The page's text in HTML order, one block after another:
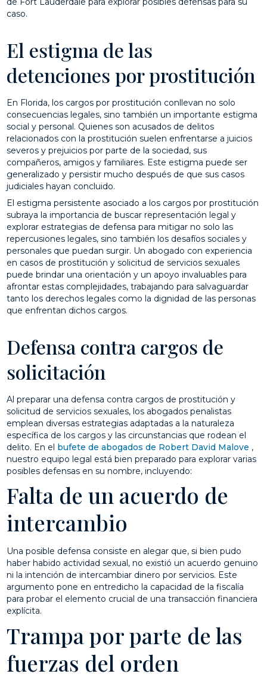
caso.
El estigma de las
detenciones por prostitución
En Florida, los cargos por prostitución conllevan no solo
consecuencias legales, sino también un importante estigma
social y personal. Quienes son acusados ​​de delitos
relacionados con la prostitución suelen enfrentarse a juicios
severos y prejuicios por parte de la sociedad, sus
compañeros, amigos y familiares. Este estigma puede ser
generalizado y persistir mucho después de que sus casos
judiciales hayan concluido.
El estigma persistente asociado a los cargos por prostitución
subraya la importancia de buscar representación legal y
explorar estrategias de defensa para mitigar no solo las
repercusiones legales, sino también los desafíos sociales y
personales que puedan surgir. Un abogado con experiencia
en casos de prostitución y solicitud de servicios sexuales
puede brindar una orientación y un apoyo invaluables para
afrontar estas complejidades, trabajando para salvaguardar
tanto los derechos legales como la dignidad de las personas
que enfrentan dichos cargos.
Defensa contra cargos de
solicitación
Al preparar una defensa contra cargos de prostitución y
solicitud de servicios sexuales, los abogados penalistas
emplean diversas estrategias adaptadas a la naturaleza
específica de los cargos y las circunstancias que rodean el
delito. En el bufete de abogados de Robert David Malove ,
nuestro equipo legal está bien preparado para explorar varias
posibles defensas en su nombre, incluyendo:
Falta de un acuerdo de
intercambio
Una posible defensa consiste en alegar que, si bien pudo
haber habido actividad sexual, no existió un acuerdo genuino
ni la intención de intercambiar dinero por servicios. Este
argumento pone en entredicho la capacidad de la fiscalía
para probar el elemento crucial de una transacción financiera
explícita.
Trampa por parte de las
fuerzas del orden